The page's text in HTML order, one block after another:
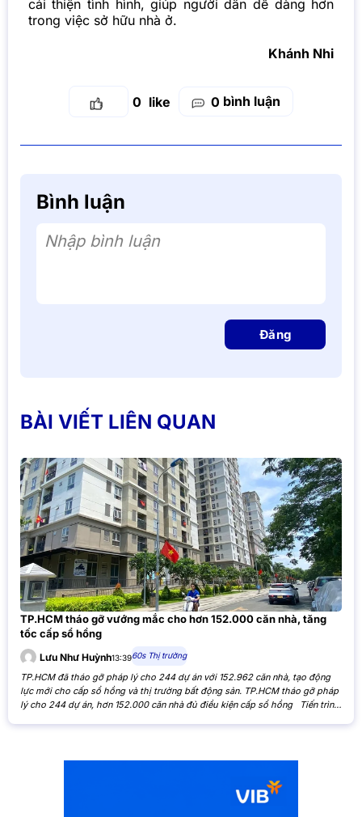
cải thiện tình hình, giúp người dân dễ dàng hơn
trong việc sở hữu nhà ở.
Khánh Nhi
0 0 bình luận
Bình luận
Nhập bình luận
Đăng
BÀI VIẾT LIÊN QUAN
TP.HCM tháo gỡ vướng mắc cho hơn 152.000 căn nhà, tăng
tốc cấp sổ hồng
Lưu Như Huỳnh13:3960s Thị trường
TP.HCM đã tháo gỡ pháp lý cho 244 dự án với 152.962 căn nhà, tạo động
lực mới cho cấp sổ hồng và thị trường bất động sản. TP.HCM tháo gỡ pháp
lý cho 244 dự án, hơn 152.000 căn nhà đủ điều kiện cấp sổ hồng Tiến trình